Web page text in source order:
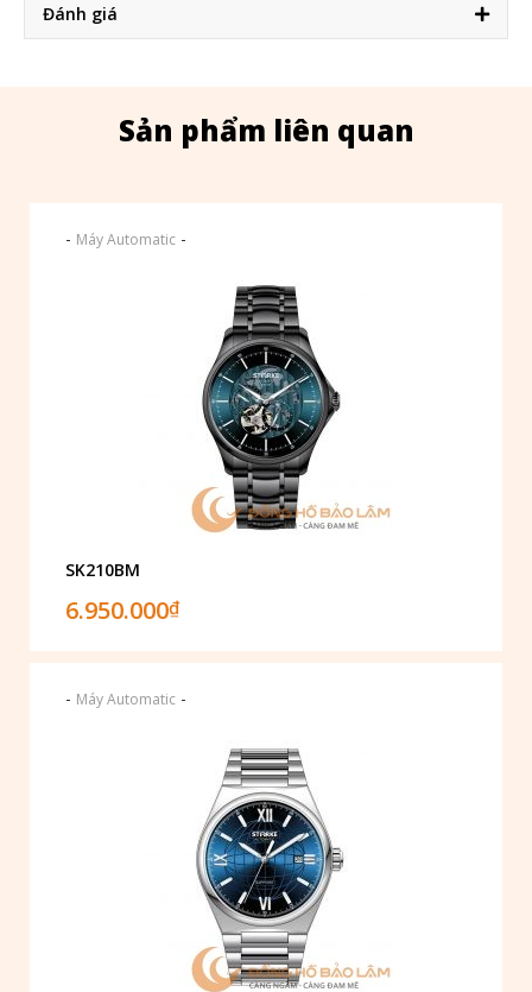
Đánh giá
Sản phẩm liên quan
- Máy Automatic -
SK210BM
6.950.000₫
- Máy Automatic -